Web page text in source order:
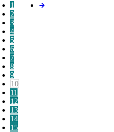
1
2
3
4
5
6
7
8
9
10
11
12
13
14
15